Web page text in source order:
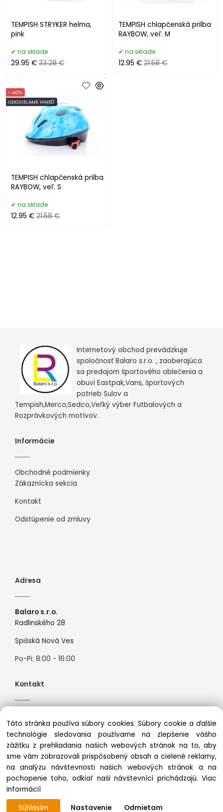
TEMPISH STRYKER helma,
pink
na sklade
29.95 € 33.28 €
TEMPISH chlapčenská prilba
RAYBOW, veľ. M
na sklade
12.95 € 21.58 €
TEMPISH chlapčenská prilba
RAYBOW, veľ. S
- 40%
ODOSIELAME IHNEĎ
na sklade
12.95 € 21.58 €
Internetový obchod prevádzkuje
spoločnosť Balaro s.r.o. , zaoberajúca
sa predajom športového oblečenia a
obuvi Eastpak,Vans, športových
potrieb Sulov a
Tempish,Merco,Sedco,Veľký výber Futbalových a
Rozprávkových motívov.
Informácie
Obchodné podmienky
Zákaznícka sekcia
Kontakt
Odstúpenie od zmluvy
Adresa
Balaro s.r.o.
Radlinského 28
Spišská Nová Ves
Po-Pi: 8:00 - 16:00
Kontakt
Mail:info@premiosport.sk
Copyright © 2025 premiosport.sk, All rights reserved
Táto stránka používa súbory cookies. Súbory cookie a ďalšie
technológie sledovania používame na zlepšenie vášho
zážitku z prehliadania našich webových stránok na to, aby
sme vám zobrazovali prispôsobený obsah a cielené reklamy,
na analýzu návštevnosti našich webových stránok a na
pochopenie toho, odkiaľ naši návštevníci prichádzajú.Viac
informácií
Súhlasím
Nastavenie Odmietam